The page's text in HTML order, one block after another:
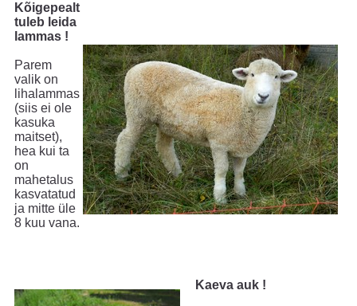
Kõigepealt
tuleb leida
lammas !
Parem
valik on
lihalammas
(siis ei ole
kasuka
maitset),
hea kui ta
on
mahetalus
kasvatatud
ja mitte üle
8 kuu vana.
Kaeva auk !